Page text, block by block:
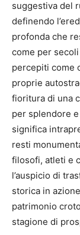
suggestiva del
definendo
profonda che
come per
percepiti come
proprie
fioritura di una
per splendore
significa
resti
filosofi, atleti e
l’auspicio di
storica in
patrimonio
stagione di